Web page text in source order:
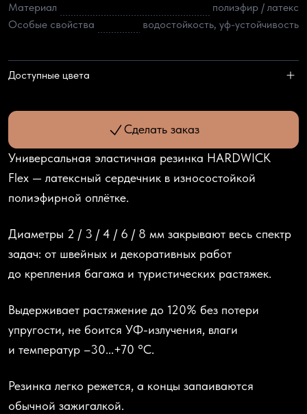
Материал
полиэфир / латекс
Особые свойства
водостойкость, уф-устойчивость
Доступные цвета
Сделать заказ
Универсальная эластичная резинка HARDWICK
Flex — латексный сердечник в износостойкой
полиэфирной оплётке.
Диаметры 2 / 3 / 4 / 6 / 8 мм закрывают весь спектр
задач: от швейных и декоративных работ
до крепления багажа и туристических растяжек.
Выдерживает растяжение до 120% без потери
упругости, не боится УФ-излучения, влаги
и температур –30...+70 °C.
Резинка легко режется, а концы запаиваются
обычной зажигалкой.